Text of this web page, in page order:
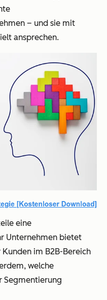
– und sie mit
ansprechen.
eine
Unternehmen bietet
im B2B-Bereich
welche
Segmentierung